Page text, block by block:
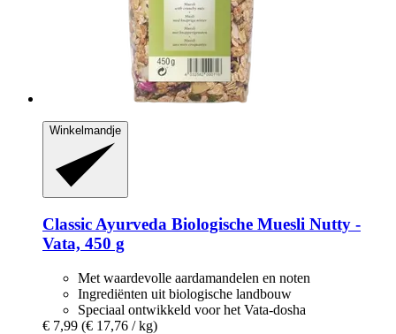
Winkelmandje
Classic Ayurveda Biologische Muesli Nutty -​
Vata, 450 g
Met waardevolle aardamandelen en noten
Ingrediënten uit biologische landbouw
Speciaal ontwikkeld voor het Vata‑dosha
€ 7,99 (€ 17,76 / kg)